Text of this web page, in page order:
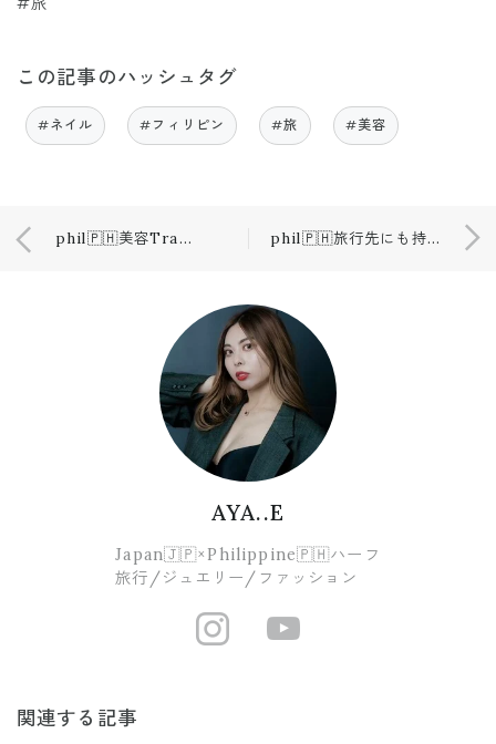
この記事のハッシュタグ
#ネイル #フィリピン #旅 #美容
phil🇵🇭美容Traver✈️💎 phil🇵🇭旅行先にも持ってきた物☕️💕
AYA..E
Japan🇯🇵×Philippine🇵🇭ハーフ
旅行/ジュエリー/ファッション
https://
関連する記事